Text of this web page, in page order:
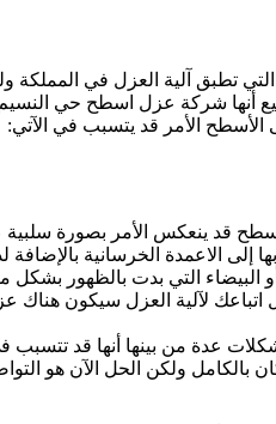
تطبق آلية العزل في المملكة
أنها شركة عزل اسطح حي
الأسطح الأمر قد يتسبب في الآتي:
قد ينعكس الأمر بصورة
إلى الاعمدة الخرسانية
البيضاء التي بدت بالظهور
لآلية العزل سيكون هناك
عدة من بينها أنها قد تتسبب
بالكامل ولكن الحل الآن هو